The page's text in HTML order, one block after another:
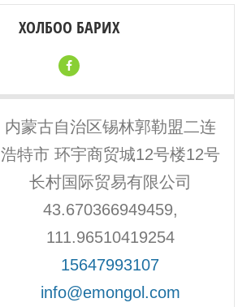
ХОЛБОО БАРИХ
内蒙古自治区锡林郭勒盟二连
浩特市 环宇商贸城12号楼12号
长村国际贸易有限公司
43.670366949459,
111.96510419254
15647993107
info@emongol.com